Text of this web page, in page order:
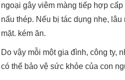
ngoại gây viêm màng tiếp hợp
nấu thép. Nếu bị tác dụng nhẹ,
mặt. kém ăn.
Do vậy mỗi một gia đình, công ty,
có thể bảo vệ sức khỏe của con